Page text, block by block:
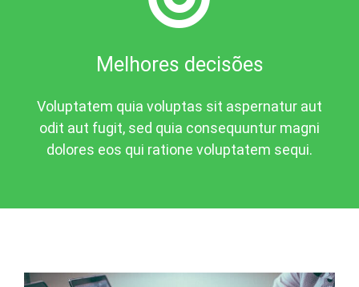
Melhores decisões
Voluptatem quia voluptas sit aspernatur aut
odit aut fugit, sed quia consequuntur magni
dolores eos qui ratione voluptatem sequi.